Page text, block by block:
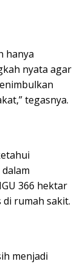
hanya
nyata agar
tegasnya.
366 hektar
rumah sakit.
menjadi